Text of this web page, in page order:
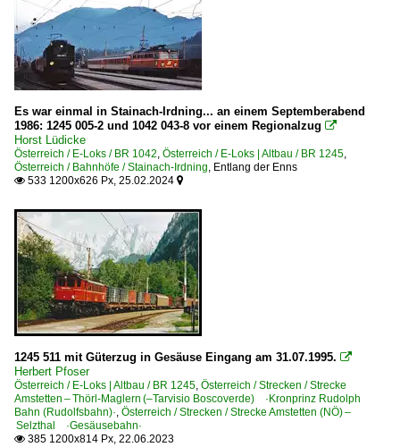
Es war einmal in Stainach-Irdning... an einem Septemberabend
1986: 1245 005-2 und 1042 043-8 vor einem Regionalzug 
Horst Lüdicke
Österreich / E-Loks / BR 1042, Österreich / E-Loks | Altbau / BR 1245,
Österreich / Bahnhöfe / Stainach-Irdning, Entlang der Enns
 533 1200x626 Px, 25.02.2024 
1245 511 mit Güterzug in Gesäuse Eingang am 31.07.1995. 
Herbert Pfoser
Österreich / E-Loks | Altbau / BR 1245, Österreich / Strecken / Strecke
Amstetten – Thörl-Maglern (–Tarvisio Boscoverde) ·Kronprinz Rudolph
Bahn (Rudolfsbahn)·, Österreich / Strecken / Strecke Amstetten (NÖ) –
Selzthal ·Gesäusebahn·
 385 1200x814 Px, 22.06.2023